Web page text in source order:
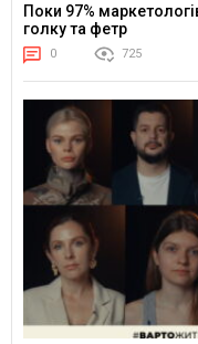
Поки 97%
голку та фетр
0 725